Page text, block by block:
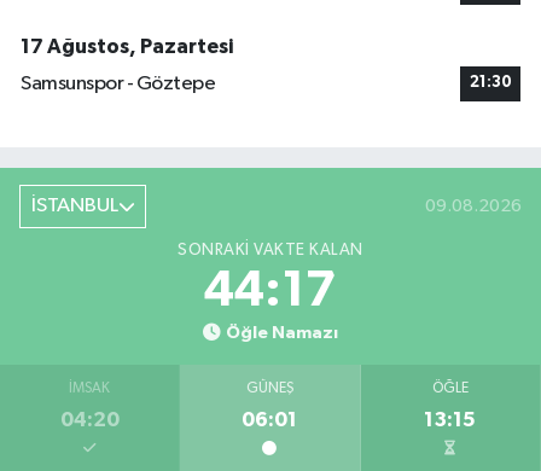
17 Ağustos, Pazartesi
Samsunspor - Göztepe
21:30
İSTANBUL 09.08.2026
SONRAKI VAKTE KALAN
44:17
Öğle Namazı
İMSAK
04:20
GÜNEŞ
06:01
ÖĞLE
13:15